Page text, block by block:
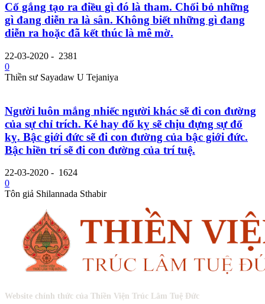
Cố gắng tạo ra điều gì đó là tham. Chối bỏ những
gì đang diễn ra là sân. Không biết những gì đang
diễn ra hoặc đã kết thúc là mê mờ.
22-03-2020 - 2381
0
Thiền sư Sayadaw U Tejaniya
Người luôn mắng nhiếc người khác sẽ đi con đường
của sự chỉ trích. Kẻ hay đố kỵ sẽ chịu đựng sự đố
kỵ. Bậc giới đức sẽ đi con đường của bậc giới đức.
Bậc hiền trí sẽ đi con đường của trí tuệ.
22-03-2020 - 1624
0
Tôn giả Shilannada Sthabir
Website chính thức của Thiền Viện Trúc Lâm Tuệ Đức